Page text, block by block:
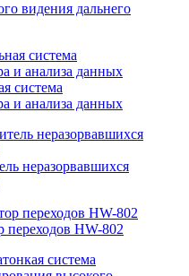
видения дальнего
система
и анализа данных
неразорвавшихся
переходов HW-802